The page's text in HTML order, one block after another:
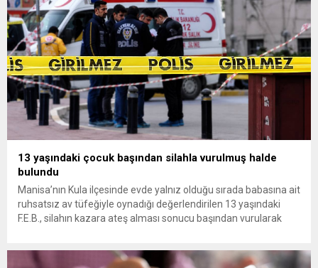
13 yaşındaki çocuk başından silahla vurulmuş halde
bulundu
Manisa’nın Kula ilçesinde evde yalnız olduğu sırada babasına ait
ruhsatsız av tüfeğiyle oynadığı değerlendirilen 13 yaşındaki
F.E.B., silahın kazara ateş alması sonucu başından vurularak
evinde başından silahla vurulmuş halde ölü bulundu. Edinilen